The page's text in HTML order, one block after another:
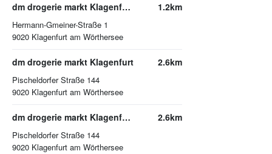
dm drogerie markt Klagenfurt am Wörthersee
Hermann-Gmeiner-Straße 1
9020 Klagenfurt am Wörthersee
1.2km
dm drogerie markt Klagenfurt
Pischeldorfer Straße 144
9020 Klagenfurt am Wörthersee
2.6km
dm drogerie markt Klagenfurt am Wörthersee
Pischeldorfer Straße 144
9020 Klagenfurt am Wörthersee
2.6km